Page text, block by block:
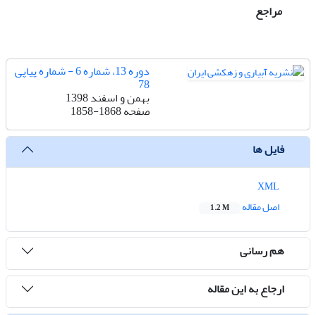
مراجع
دوره 13، شماره 6 - شماره پیاپی
78
بهمن و اسفند 1398
صفحه1858-1868
فایل ها
اصل مقاله
1.2 M
هم رسانی
ارجاع به این مقاله